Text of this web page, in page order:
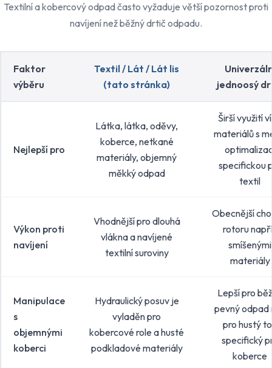
Textilní a kobercový odpad často vyžaduje větší pozornost proti
navíjení než běžný drtič odpadu.
Faktor
výběru
Textil / Lát / Lát lis
(tato stránka)
jednoosý
Nejlepší pro
Látka, látka, oděvy,
koberce, netkané
materiály, objemný
měkký odpad
Širší využití
materiálů s
specifickou
textil
Výkon proti
navíjení
Vhodnější pro dlouhá
vlákna a navíjené
textilní suroviny
Obecnější
rotoru
smíšenými
materiály
Manipulace
s
objemnými
koberci
Hydraulický posuv je
vyladěn pro
kobercové role a husté
podkladové materiály
Lepší pro
pevný odpad
pro hustý
specifický
koberce